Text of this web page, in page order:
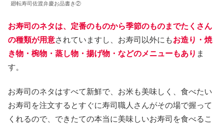
廻転寿司佐渡弁慶お品書き②
お寿司のネタは、定番のものから季節のものまでたくさん
の種類が用意されていますし、お寿司以外にもお造り・焼
き物・椀物・蒸し物・揚げ物・などのメニューもあり ま
す。
お寿司のネタはすべて新鮮で、お米も美味しく、食べたい
お寿司を注文するとすぐに寿司職人さんがその場で握って
くれるので、できたての本当に美味しいお寿司を食べるこ